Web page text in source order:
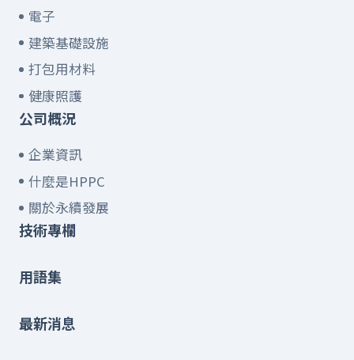
電子
建築基礎設施
打包用材料
健康照護
公司概況
企業資訊
什麼是HPPC
關於永續發展
技術專欄
用語集
最新消息